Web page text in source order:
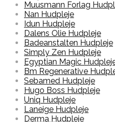
Muusmann Forlag
Nan Hudpleje
Idun Hudpleje
Dalens Olie Hudpleje
Badeanstalten Hudpleje
Simply Zen Hudpleje
Egyptian Magic
Bm Regenerative
Sebamed Hudpleje
Hugo Boss Hudpleje
Uniq Hudpleje
Laneige Hudpleje
Derma Hudpleje